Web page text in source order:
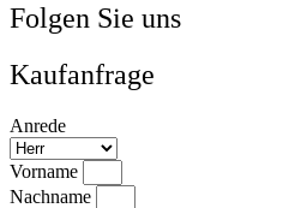
Folgen Sie uns
Kaufanfrage
Anrede
Vorname
Nachname